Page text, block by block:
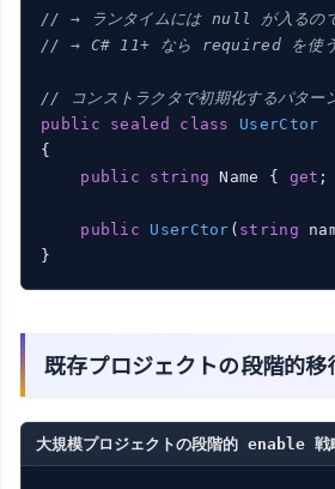
// → ランタイムには null が入るので
// → C# 11+ なら required を使う
// コンストラクタで初期化するパター
public
sealed class
UserCtor
{
public
string Name { get ;
public UserCtor ( string
既存プロジェクトの段階的移
大規模プロジェクトの段階的 enable 戦